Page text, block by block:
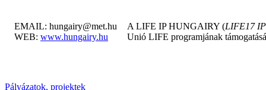
EMAIL: hungairy@met.hu
WEB: www.hungairy.hu
A LIFE IP HUNGAIRY (LIFE17
Unió LIFE programjának
Pályázatok, projektek